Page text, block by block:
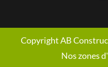
Copyright AB
Nos zones